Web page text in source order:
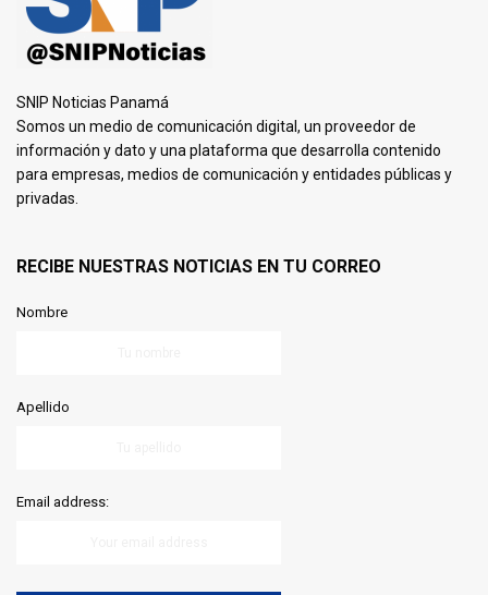
SNIP Noticias Panamá
Somos un medio de comunicación digital, un proveedor de
información y dato y una plataforma que desarrolla contenido
para empresas, medios de comunicación y entidades públicas y
privadas.
RECIBE NUESTRAS NOTICIAS EN TU CORREO
Nombre
Apellido
Email address: